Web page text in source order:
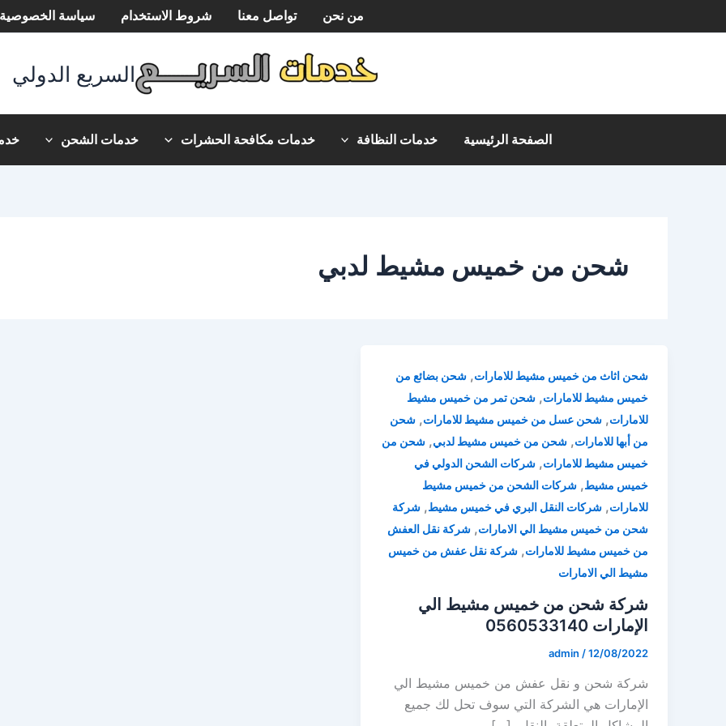
إلى
من نحن تواصل معنا شروط الاستخدام سياسة الخصوصية
السريع الدولي
الصفحة الرئيسية خدمات النظافة خدمات مكافحة الحشرات خدمات الشحن
شحن من خميس مشيط لدبي
شحن اثاث من خميس مشيط للامارات, شحن بضائع من
خميس مشيط للامارات, شحن تمر من خميس مشيط
للامارات, شحن عسل من خميس مشيط للامارات, شحن
من أبها للامارات, شحن من خميس مشيط لدبي, شحن من
خميس مشيط للامارات, شركات الشحن الدولي في
خميس مشيط, شركات الشحن من خميس مشيط
للامارات, شركات النقل البري في خميس مشيط, شركة
شحن من خميس مشيط الي الامارات, شركة نقل العفش
من خميس مشيط للامارات, شركة نقل عفش من خميس
مشيط الي الامارات
شركة شحن من خميس مشيط الي
الإمارات 0560533140
admin /12/08/2022
شركة شحن و نقل عفش من خميس مشيط الي
الإمارات هي الشركة التي سوف تحل لك جميع